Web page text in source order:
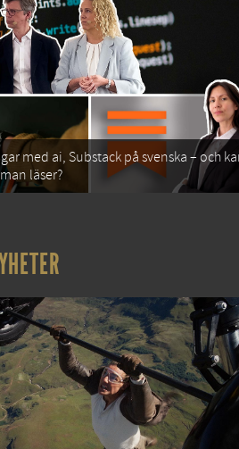
med ai, Substack på svenska – och
läser?